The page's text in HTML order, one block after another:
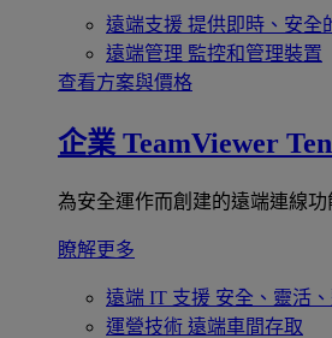
遠端支援 提供即時、安全
遠端管理 監控和管理裝置
查看方案與價格
企業 TeamViewer
為安全運作而創建的遠端連線功
瞭解更多
遠端 IT 支援 安全、靈活
運營技術 遠端車間存取